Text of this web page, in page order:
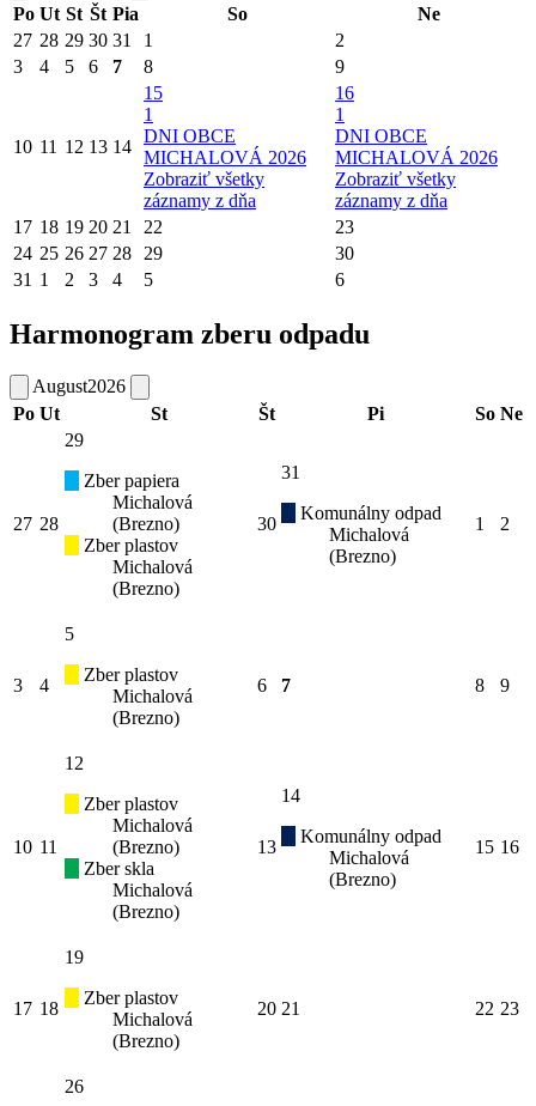
Po Ut St Št Pia So
Ne
27 28 29 30 31 1
2
3
4 5 6 7 8 9
10 11 12 13 14
15
1
DNI OBCE
MICHALOVÁ 2026
Zobraziť všetky
záznamy z dňa
16
1
DNI OBCE
MICHALOVÁ 2026
Zobraziť všetky
záznamy z dňa
17 18 19 20 21 22
23
24 25 26 27 28 29
30
31 1 2 3 4 5 6
Harmonogram zberu odpadu
August2026
Po Ut St Št Pi So Ne
27 28
29
Zber papiera
Michalová
(Brezno)
Zber plastov
Michalová
(Brezno)
30
31
Komunálny odpad
Michalová
(Brezno)
1 2
3 4
5
Zber plastov
Michalová
(Brezno)
6 7 8 9
10 11
12
Zber plastov
Michalová
(Brezno)
Zber skla
Michalová
(Brezno)
13
14
Komunálny odpad
Michalová
(Brezno)
15 16
17 18
19
Zber plastov
Michalová
(Brezno)
20 21 22 23
26